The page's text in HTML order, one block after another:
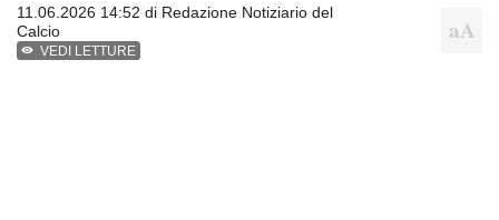
11.06.2026 14:52 di Redazione Notiziario del
Calcio
VEDI LETTURE